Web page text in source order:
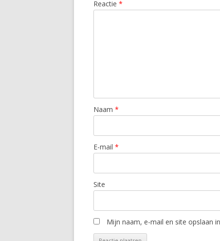
Reactie *
Naam *
E-mail *
Site
Mijn naam, e-mail en site opslaan